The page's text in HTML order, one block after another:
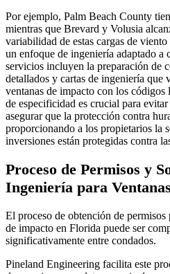
Por ejemplo, Palm Beach County
mientras que Brevard y Volusia
variabilidad de estas cargas de
un enfoque de ingeniería adaptado a
servicios incluyen la preparación de
detallados y cartas de ingeniería que
ventanas de impacto con los códigos
de especificidad es crucial para
asegurar que la protección contra
proporcionando a los propietarios la
inversiones están protegidas contra
Proceso de Permisos y
Ingeniería para
El proceso de obtención de permisos
de impacto en Florida puede ser
significativamente entre condados.
Pineland Engineering facilita este